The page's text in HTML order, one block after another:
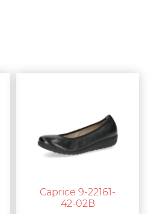
Caprice 9-22161-
42-02B